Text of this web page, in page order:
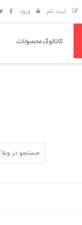
ثبت نام ورود
کاتالوگ محصولات